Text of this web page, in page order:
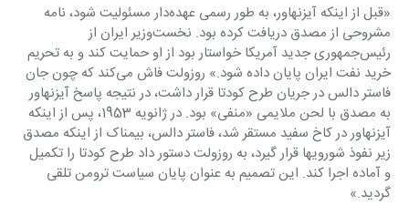
‏«قبل از اینکه آیزنهاور، به طور رسمی عهده‌دار مسئولیت شود، نامه
مشروحی از مصدق دریافت کرده بود. ‏نخست‌وزیر ایران از
رئیس‌جمهوری جدید آمریکا خواستار بود از او حمایت کند و به تحریم
خرید نفت ‏ایران پایان داده شود.» روزولت فاش می‌کند که چون جان
فاستر دالس در جریان طرح کودتا قرار داشت، ‏در نتیجه پاسخ آیزنهاور
به مصدق با لحن ملایمی «منفی» بود. در ژانویه 1953، پس از اینکه
آیزنهاور در ‏کاخ سفید مستقر شد، فاستر دالس، بیمناک از اینکه مصدق
زیر نفوذ شورویها قرار گیرد، به روزولت ‏دستور داد طرح کودتا را تکمیل
و آماده اجرا کند. این تصمیم به عنوان پایان سیاست ترومن تلقی
گردید.»‏